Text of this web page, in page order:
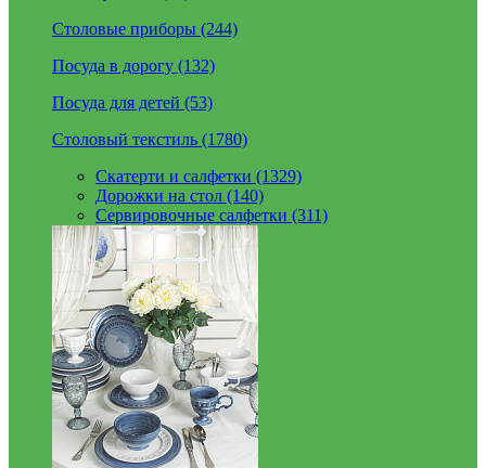
Столовые приборы (244)
Посуда в дорогу (132)
Посуда для детей (53)
Столовый текстиль (1780)
Скатерти и салфетки (1329)
Дорожки на стол (140)
Сервировочные салфетки (311)